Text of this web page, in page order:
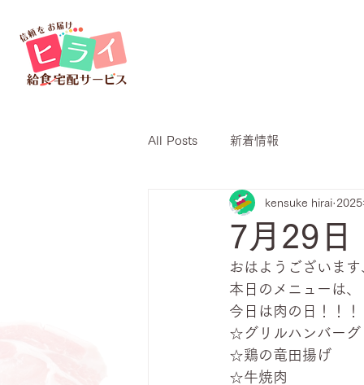
All Posts 新着情報
7月29
kensuke hirai
おはようございま
本日のメニューは、
今日は肉の日！！！
☆グリルハンバーグ
☆鶏の竜田揚げ
☆牛焼肉